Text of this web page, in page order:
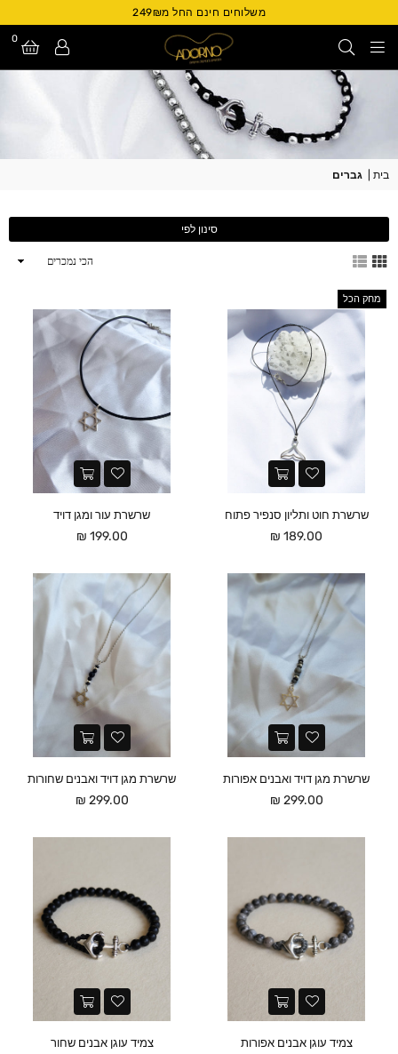
משלוחים חינם החל מ249₪
Israel
0
בית גברים
סינון לפי
ארגן
מחק הכל
שרשרת חוט ותליון סנפיר פתוח
מחיר
189.00 ₪
שרשרת עור ומגן דויד
מחיר
199.00 ₪
שרשרת מגן דויד ואבנים אפורות
מחיר
299.00 ₪
שרשרת מגן דויד ואבנים שחורות
מחיר
299.00 ₪
צמיד עוגן אבנים אפורות צמיד עוגן אבנים שחור